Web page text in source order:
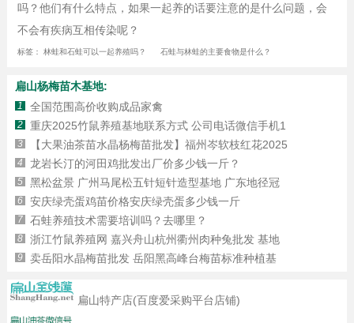
吗？他们有什么特点，如果一起养的话要注意的是什么问题，会
不会有疾病互相传染呢？
标签： 林蛙和石蛙可以一起养殖吗？ 石蛙与林蛙的主要食物是什么？
扁山杨梅苗木基地:
1 全国范围高价收购成品家禽
2 重庆2025竹鼠养殖基地联系方式 公司电话微信手机1
3 【大果油茶苗水晶杨梅苗批发】福州岑软枝红花2025
4 龙岩长汀的河田鸡批发出厂价多少钱一斤？
5 黑松盆景 广州马尾松五针短针造型基地 广东地径冠
6 安庆绿壳蛋鸡苗价格安庆绿壳蛋多少钱一斤
7 石蛙养殖技术需要培训吗？去哪里？
8 浙江竹鼠养殖网 嘉兴舟山杭州衢州肉种兔批发 基地
9 卖岳阳水晶梅苗批发 岳阳黑高峰台梅苗标准种植基
扁山特产店(百度爱采购平台店铺)